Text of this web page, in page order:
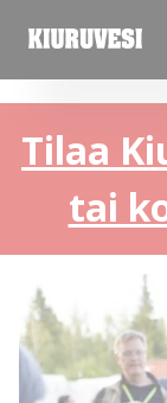
Tilaa
tai